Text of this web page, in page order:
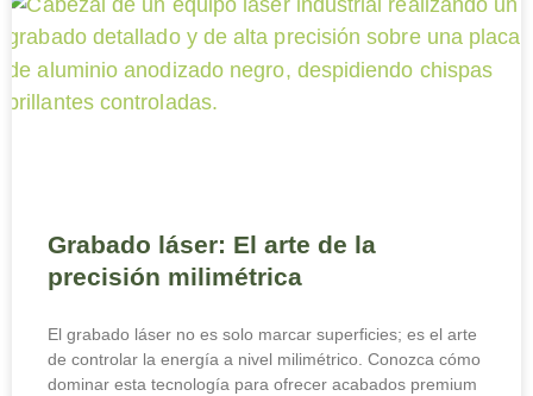
Grabado láser: El arte de la
precisión milimétrica
El grabado láser no es solo marcar superficies; es el arte
de controlar la energía a nivel milimétrico. Conozca cómo
dominar esta tecnología para ofrecer acabados premium